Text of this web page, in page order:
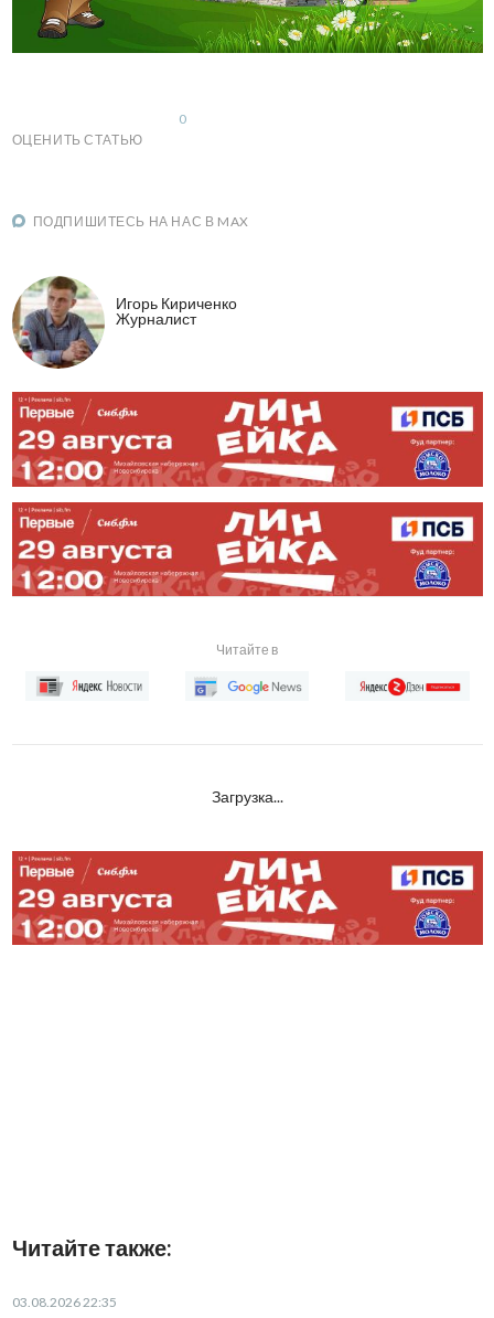
ОЦЕНИТЬ СТАТЬЮ
0
ПОДПИШИТЕСЬ НА НАС В MAX
Игорь Кириченко
Журналист
Читайте в
Загрузка...
Читайте также:
03.08.2026 22:35